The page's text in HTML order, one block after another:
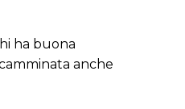
ha buona
anche